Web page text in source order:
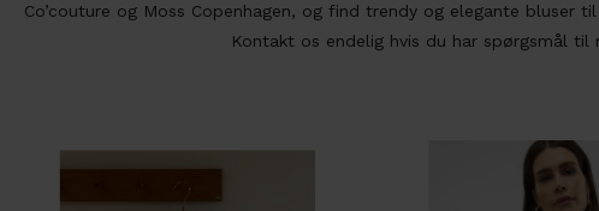
Co’couture og Moss Copenhagen, og find trendy og elegante bluser
Kontakt os endelig hvis du har spørgsmål